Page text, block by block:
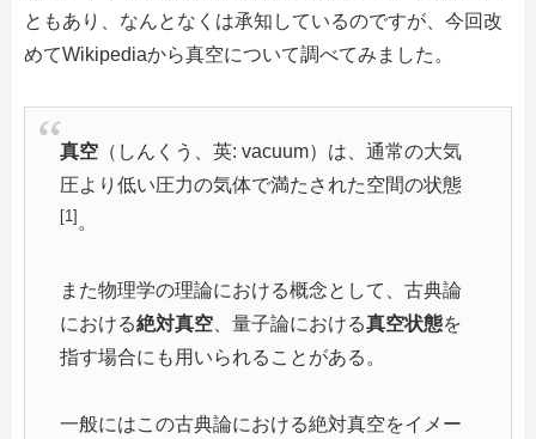
ともあり、なんとなくは承知しているのですが、今回改
めてWikipediaから真空について調べてみました。
真空（しんくう、英: vacuum）は、通常の大気
圧より低い圧力の気体で満たされた空間の状態
[1] 。
また物理学の理論における概念として、古典論
における絶対真空、量子論における真空状態を
指す場合にも用いられることがある。
一般にはこの古典論における絶対真空をイメー